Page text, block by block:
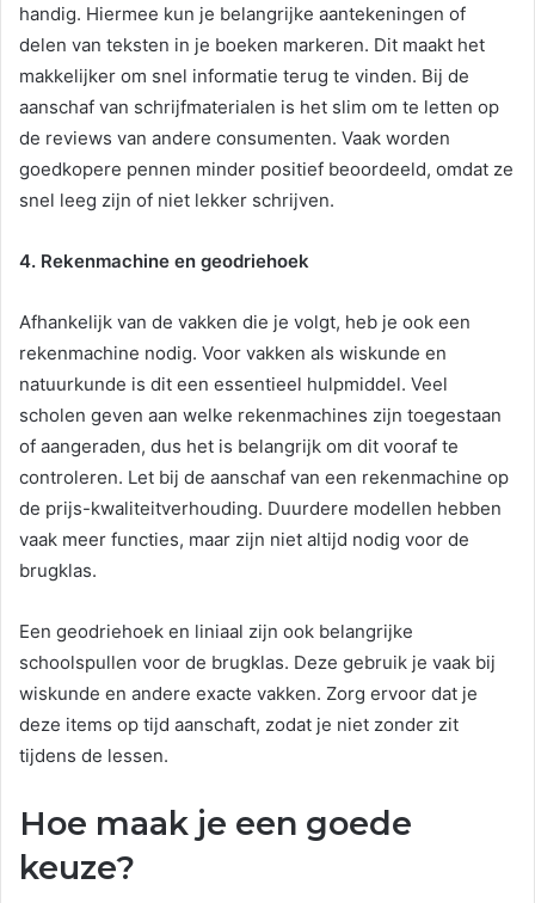
handig. Hiermee kun je belangrijke aantekeningen of
delen van teksten in je boeken markeren. Dit maakt het
makkelijker om snel informatie terug te vinden. Bij de
aanschaf van schrijfmaterialen is het slim om te letten op
de reviews van andere consumenten. Vaak worden
goedkopere pennen minder positief beoordeeld, omdat ze
snel leeg zijn of niet lekker schrijven.
4. Rekenmachine en geodriehoek
Afhankelijk van de vakken die je volgt, heb je ook een
rekenmachine nodig. Voor vakken als wiskunde en
natuurkunde is dit een essentieel hulpmiddel. Veel
scholen geven aan welke rekenmachines zijn toegestaan
of aangeraden, dus het is belangrijk om dit vooraf te
controleren. Let bij de aanschaf van een rekenmachine op
de prijs-kwaliteitverhouding. Duurdere modellen hebben
vaak meer functies, maar zijn niet altijd nodig voor de
brugklas.
Een geodriehoek en liniaal zijn ook belangrijke
schoolspullen voor de brugklas. Deze gebruik je vaak bij
wiskunde en andere exacte vakken. Zorg ervoor dat je
deze items op tijd aanschaft, zodat je niet zonder zit
tijdens de lessen.
Hoe maak je een goede
keuze?